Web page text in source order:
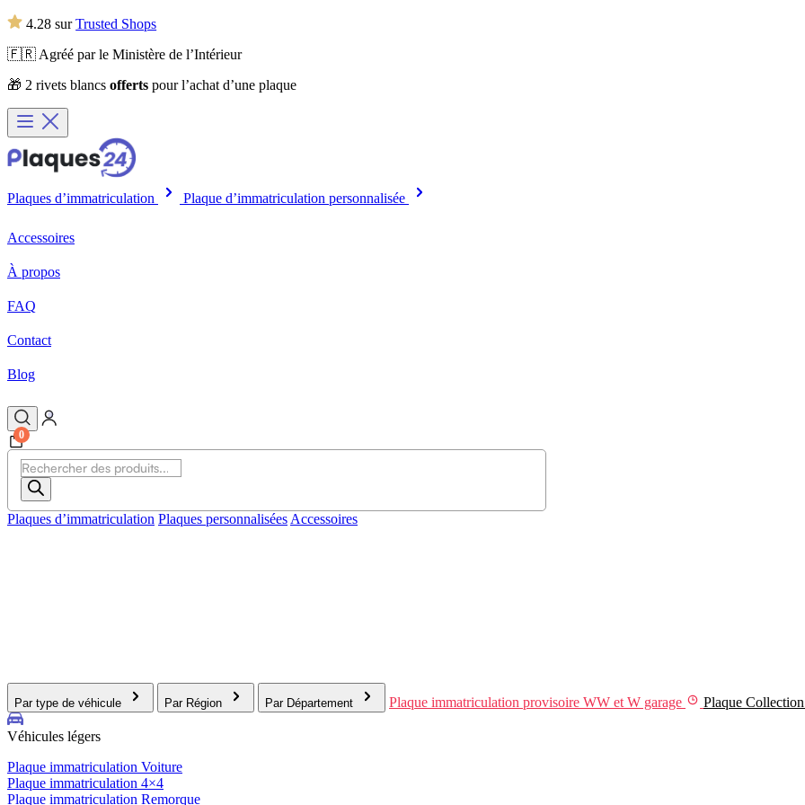
4.28 surTrusted Shops
🇫🇷 Agréé par le Ministère de l’Intérieur
🎁 2 rivets blancs offerts pour l’achat d’une plaque
Plaques d’immatriculation Plaque d’immatriculation personnalisée
Accessoires
À propos
FAQ
Contact
Blog
0
Recherche
de
produits
Plaques d’immatriculation Plaques personnalisées Accessoires
Par type de véhicule Par Région Par Département Plaque immatriculation provisoire WW et W garage Plaque
Véhicules légers
Plaque immatriculation Voiture
Plaque immatriculation 4×4
Plaque immatriculation Remorque